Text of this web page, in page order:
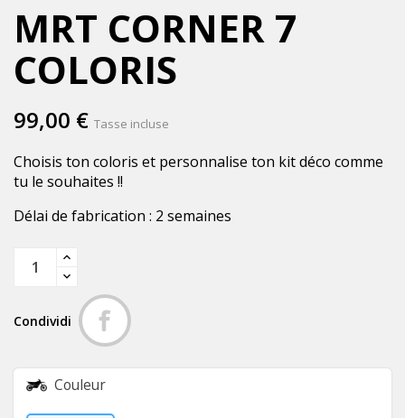
MRT CORNER 7
COLORIS
99,00 € Tasse incluse
Choisis ton coloris et personnalise ton kit déco comme
tu le souhaites !!
Délai de fabrication : 2 semaines
Condividi
Couleur